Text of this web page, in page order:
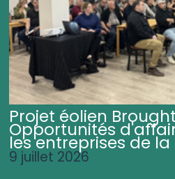
Projet éolien
Opportunités
les entreprises de
9 juillet 2026